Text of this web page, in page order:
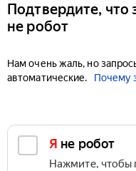
Подтвердите, что
не робот
Нам очень жаль, но
автоматические.
Почему
Я не робот
Нажмите, чтобы